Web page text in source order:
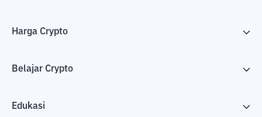
Harga Crypto
Belajar Crypto
Edukasi